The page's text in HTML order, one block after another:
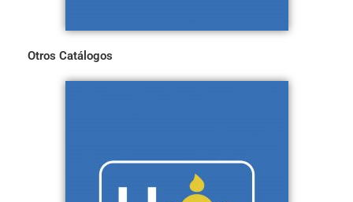
Otros Catálogos